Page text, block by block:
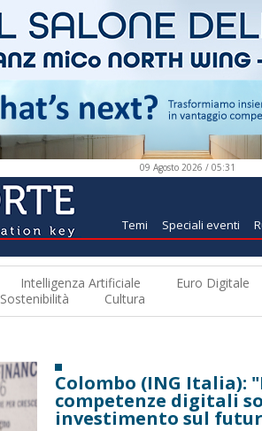
09 Agosto 2026 / 05:31
Temi Speciali eventi
Intelligenza Artificiale Euro Digitale
Sostenibilità Cultura
Colombo (ING Italia):
competenze digitali
investimento sul